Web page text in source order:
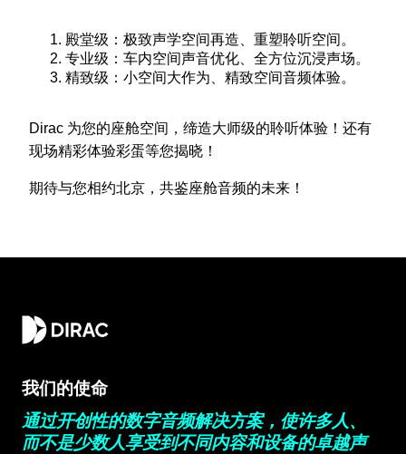
殿堂级：极致声学空间再造、重塑聆听空间。
专业级：车内空间声音优化、全方位沉浸声场。
精致级：小空间大作为、精致空间音频体验。
Dirac 为您的座舱空间，缔造大师级的聆听体验！还有
现场精彩体验彩蛋等您揭晓！
期待与您相约北京，共鉴座舱音频的未来！
我们的使命
通过开创性的数字音频解决方案，使许多人、
而不是少数人享受到不同内容和设备的卓越声